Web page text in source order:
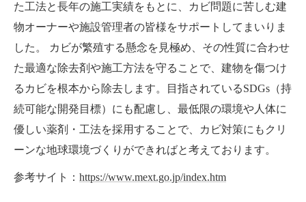
た工法と長年の施工実績をもとに、カビ問題に苦しむ建
物オーナーや施設管理者の皆様をサポートしてまいりま
した。 カビが繁殖する懸念を見極め、その性質に合わせ
た最適な除去剤や施工方法を守ることで、建物を傷つけ
るカビを根本から除去します。目指されているSDGs（持
続可能な開発目標）にも配慮し、最低限の環境や人体に
優しい薬剤・工法を採用することで、カビ対策にもクリ
ーンな地球環境づくりができればと考えております。
参考サイト： https://www.mext.go.jp/index.htm